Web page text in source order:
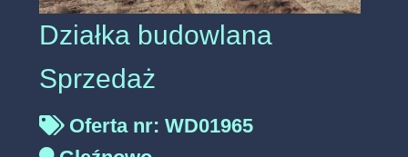
Działka budowlana
Sprzedaż
Oferta nr: WD01965